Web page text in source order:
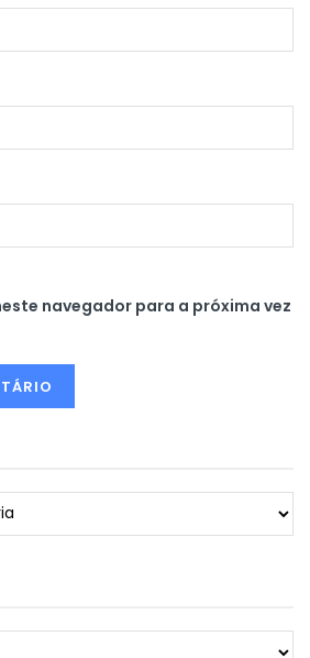
navegador para a próxima vez